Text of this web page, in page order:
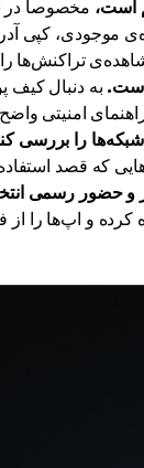
است، مخصوصاً
موجودی، کپی
به دنبال کیف
شبکه‌ها را بررسی
و حضور رسمی
کرده و اپ‌ها را